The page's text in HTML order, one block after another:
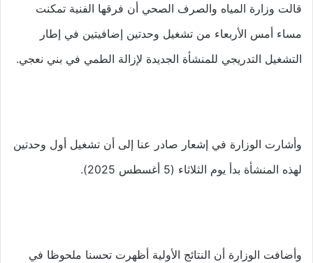
قالت وزارة المياه والصرف الصحي أن فرقها الفنية تمكنت
مساء أمس الأربعاء من تشغيل وحدتين إضافيتين في إطار
التشغيل التدريجي للمنشأة الجديدة لإزالة الطمي في بني نعجي.
وأشارت الوزارة في إشعار صادر عنا إلى أن تشغيل أول وحدتين
لهذه المنشأة بدأ يوم الثلاثاء (5 أغسطس 2025).
وأضافت الوزارة أن النتائج الأولية أظهرت تحسنا ملحوظا في